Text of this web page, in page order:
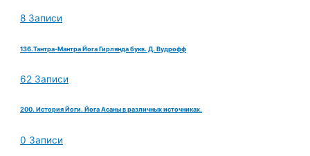
8 Записи
136.Тантра-Мантра Йога Гирлянда букв. Д. Вудрофф
62 Записи
200. История Йоги. Йога Асаны в различных источниках.
0 Записи